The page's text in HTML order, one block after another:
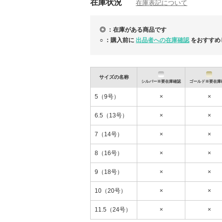
お探しの商品がございましたら、お気軽にお
有料ギフトラッピングが無料！大切な贈り物
在庫状況 在庫表記について
◎ ：在庫がある商品です
○ ：購入前に 出品者への在庫確認 をおすす
サイズの名称
シルバー※要在庫確認 ゴールド※要在庫
5（9号） × ×
6.5（13号） × ×
7（14号） × ×
8（16号） × ×
9（18号） × ×
10（20号） × ×
11.5（24号） × ×